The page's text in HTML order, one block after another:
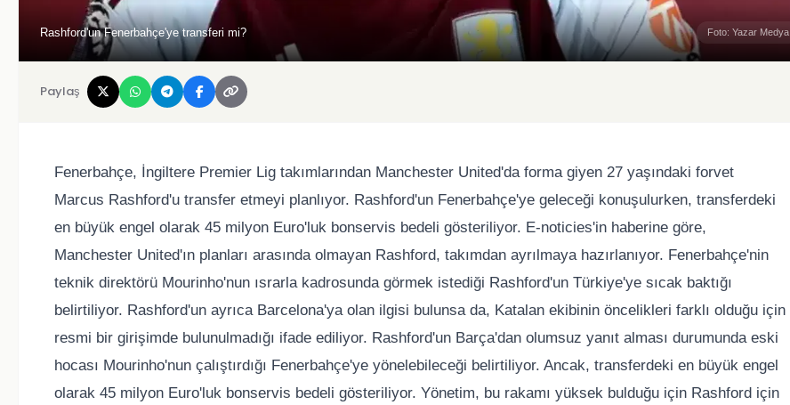
Rashford'un Fenerbahçe'ye transferi mi? Foto: Yazar Medya
Paylaş
Fenerbahçe, İngiltere Premier Lig takımlarından Manchester United'da forma giyen 27 yaşındaki forvet
Marcus Rashford'u transfer etmeyi planlıyor. Rashford'un Fenerbahçe'ye geleceği konuşulurken, transferdeki
en büyük engel olarak 45 milyon Euro'luk bonservis bedeli gösteriliyor. E-noticies'in haberine göre,
Manchester United'ın planları arasında olmayan Rashford, takımdan ayrılmaya hazırlanıyor. Fenerbahçe'nin
teknik direktörü Mourinho'nun ısrarla kadrosunda görmek istediği Rashford'un Türkiye'ye sıcak baktığı
belirtiliyor. Rashford'un ayrıca Barcelona'ya olan ilgisi bulunsa da, Katalan ekibinin öncelikleri farklı olduğu için
resmi bir girişimde bulunulmadığı ifade ediliyor. Rashford'un Barça'dan olumsuz yanıt alması durumunda eski
hocası Mourinho'nun çalıştırdığı Fenerbahçe'ye yönelebileceği belirtiliyor. Ancak, transferdeki en büyük engel
olarak 45 milyon Euro'luk bonservis bedeli gösteriliyor. Yönetim, bu rakamı yüksek bulduğu için Rashford için